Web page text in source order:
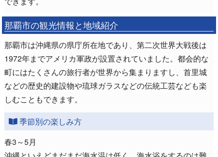
那覇市の観光情報と地域紹介
那覇市は沖縄県の県庁所在地であり、第二次世界大戦後は
1972年までアメリカ軍政が設置されていました。都会的な
町にはたくさんの旅行者が世界から集まりますし、首里城
などの歴史的建設物や琉球ガラスなどの伝統工芸なども楽
しむこともできます。
季節別の楽しみ方
春3～5月